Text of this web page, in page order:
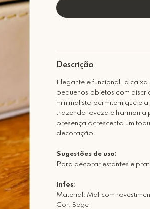
Descrição
Elegante e funcional, a
pequenos objetos com
minimalista permitem que
trazendo leveza e harmonia
presença acrescenta um
decoração.
Sugestões de uso:
Para decorar estantes e
Infos:
Material: Mdf com
Cor: Bege